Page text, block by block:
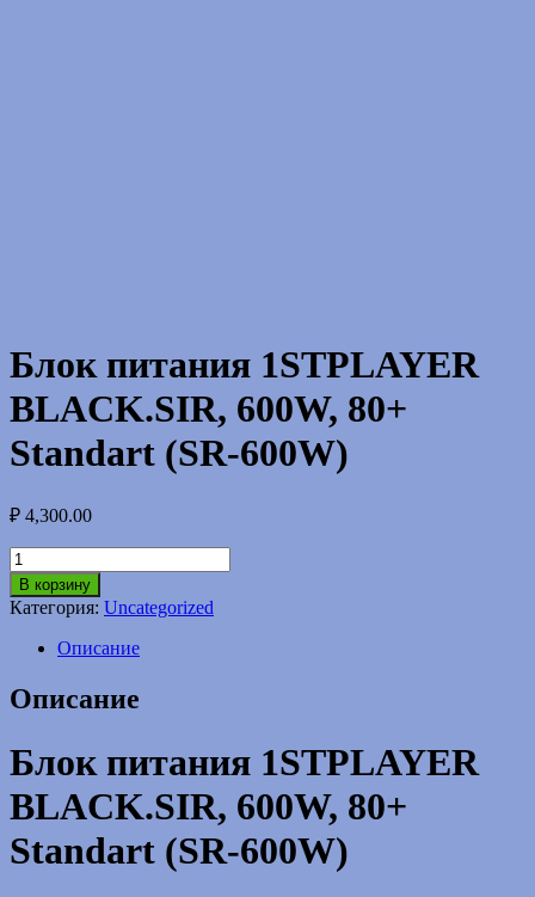
Блок питания 1STPLAYER
BLACK.SIR, 600W, 80+
Standart (SR-600W)
₽ 4,300.00
Количество
товара
Блок
питания
1STPLAYER
BLACK.SIR,
600W,
80+
(SR-
600W)
В корзину
Категория: Uncategorized
Описание
Описание
Блок питания 1STPLAYER
BLACK.SIR, 600W, 80+
Standart (SR-600W)